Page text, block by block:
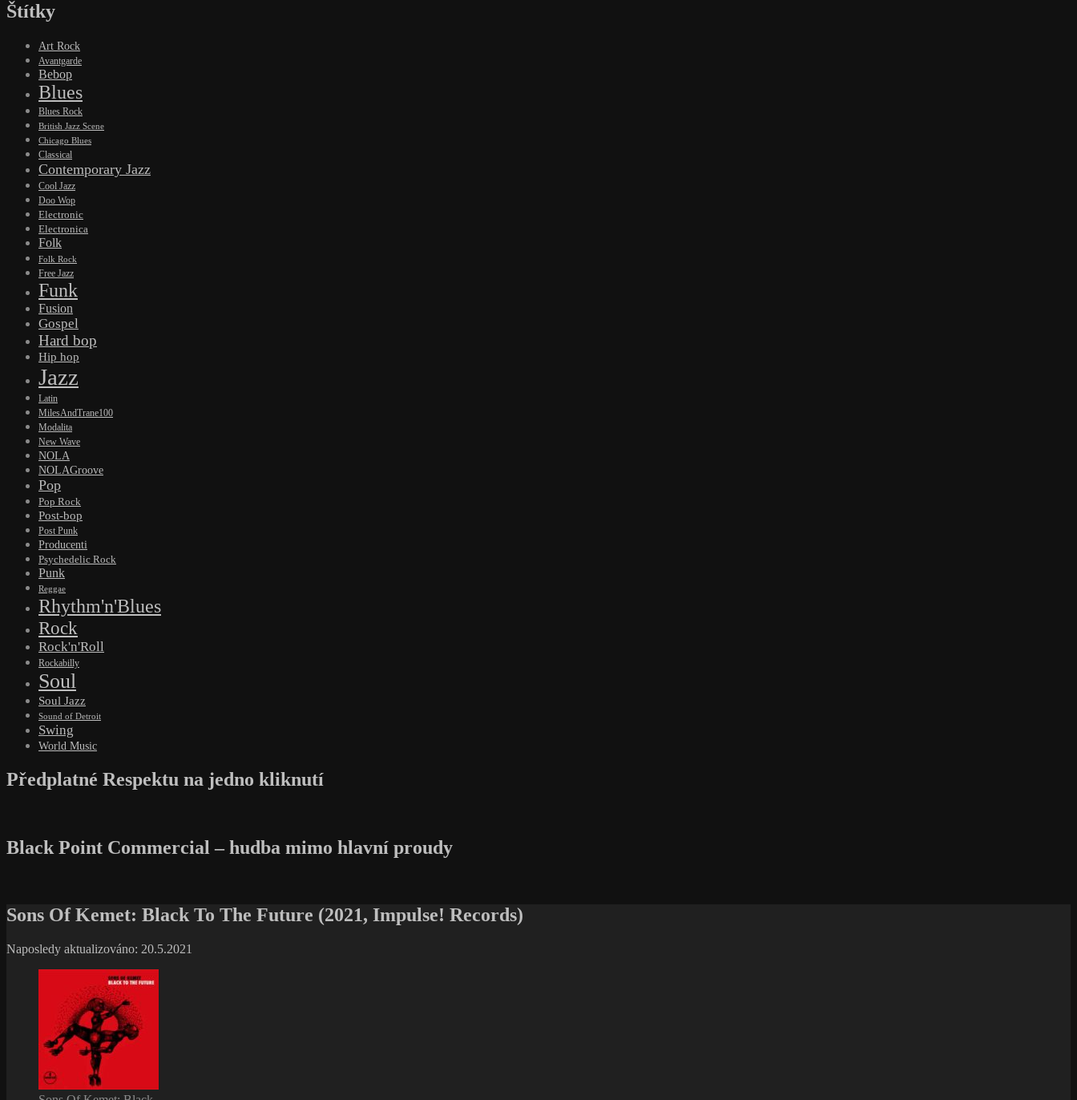
Štítky
Art Rock
Avantgarde
Bebop
Blues
Blues Rock
British Jazz Scene
Chicago Blues
Classical
Contemporary Jazz
Cool Jazz
Doo Wop
Electronic
Electronica
Folk
Folk Rock
Free Jazz
Funk
Fusion
Gospel
Hard bop
Hip hop
Jazz
Latin
MilesAndTrane100
Modalita
New Wave
NOLA
NOLAGroove
Pop
Pop Rock
Post-bop
Post Punk
Producenti
Psychedelic Rock
Punk
Reggae
Rhythm'n'Blues
Rock
Rock'n'Roll
Rockabilly
Soul
Soul Jazz
Sound of Detroit
Swing
World Music
Předplatné Respektu na jedno kliknutí
Black Point Commercial – hudba mimo hlavní proudy
Sons Of Kemet: Black To The Future (2021, Impulse! Records)
Naposledy aktualizováno: 20.5.2021